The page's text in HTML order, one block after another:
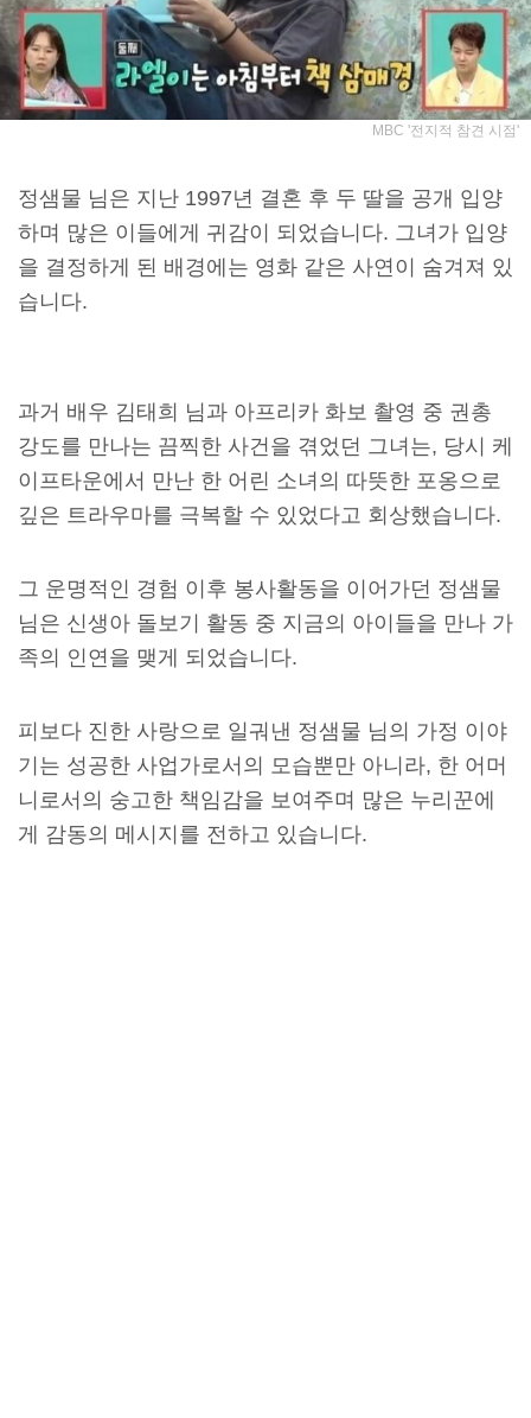
MBC '전지적 참견 시점'
정샘물 님은 지난 1997년 결혼 후 두 딸을 공개 입양
하며 많은 이들에게 귀감이 되었습니다. 그녀가 입양
을 결정하게 된 배경에는 영화 같은 사연이 숨겨져 있
습니다.
과거 배우 김태희 님과 아프리카 화보 촬영 중 권총
강도를 만나는 끔찍한 사건을 겪었던 그녀는, 당시 케
이프타운에서 만난 한 어린 소녀의 따뜻한 포옹으로
깊은 트라우마를 극복할 수 있었다고 회상했습니다.
그 운명적인 경험 이후 봉사활동을 이어가던 정샘물
님은 신생아 돌보기 활동 중 지금의 아이들을 만나 가
족의 인연을 맺게 되었습니다.
피보다 진한 사랑으로 일궈낸 정샘물 님의 가정 이야
기는 성공한 사업가로서의 모습뿐만 아니라, 한 어머
니로서의 숭고한 책임감을 보여주며 많은 누리꾼에
게 감동의 메시지를 전하고 있습니다.